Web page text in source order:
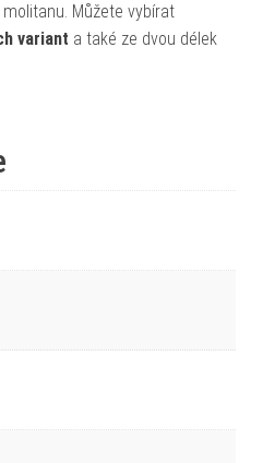
molitanu. Můžete vybírat
variant a také ze dvou délek